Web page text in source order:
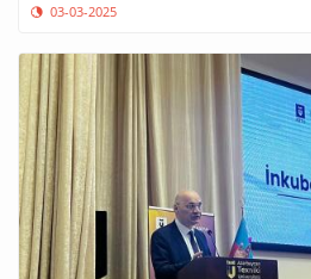
03-03-2025